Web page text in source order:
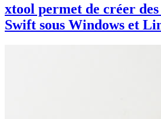
xtool permet de créer des
Swift sous Windows et